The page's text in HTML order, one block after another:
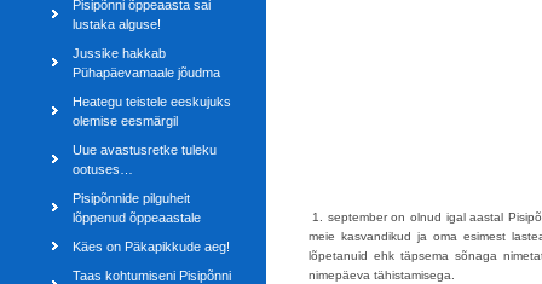
Pisipõnni õppeaasta sai
lustaka alguse!
Jussike hakkab
Pühapäevamaale jõudma
Heategu teistele eeskujuks
olemise eesmärgil
Uue avastusretke tuleku
ootuses…
Pisipõnnide pilguheit
lõppenud õppeaastale
Käes on Päkapikkude aeg!
Taas kohtumiseni Pisipõnni
1. september on olnud igal aastal
meie kasvandikud ja oma esimest
lõpetanuid ehk täpsema sõnaga
nimepäeva tähistamisega.